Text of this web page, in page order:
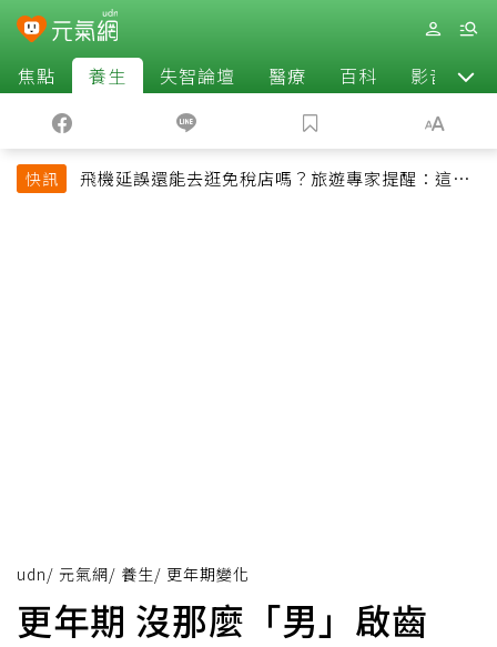
焦點 養生 失智論壇 醫療 百科 影音
快訊
飛機延誤還能去逛免稅店嗎？旅遊專家提醒：這個
udn/ 元氣網/ 養生/ 更年期變化
更年期 沒那麼「男」啟齒